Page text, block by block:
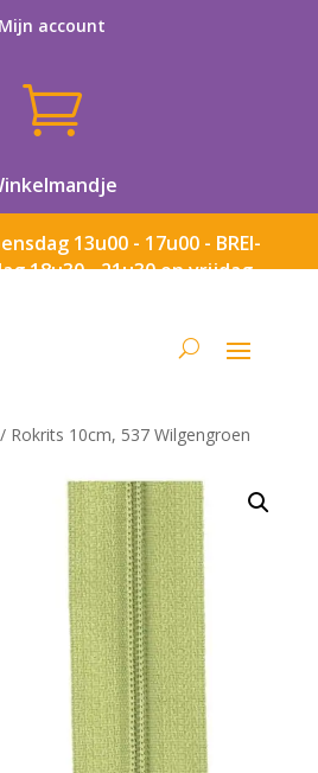
Mijn account

13u00 - 17u00 - BREI-
18u30 - 21u30 en vrijdag
/ Rokrits 10cm, 537 Wilgengroen